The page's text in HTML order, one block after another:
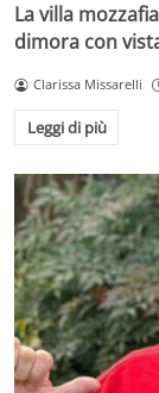
La villa
dimora con
Clarissa Missarelli
Leggi di più